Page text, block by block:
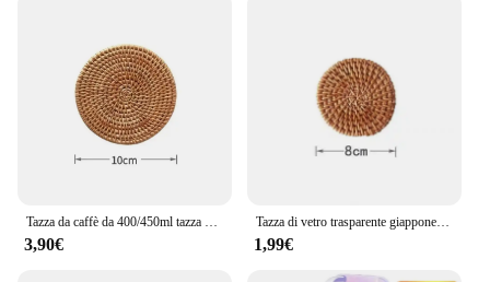
Tazza da caffè da 400/450ml tazza di vetro a righe semplici con coperchio e cannuccia tazza da tè trasparente a bolle succo di latte moka tazze tazza da colazione
3,90€
Tazza di vetro trasparente giapponese tazza di acqua di vetro resistente al calore tazza di caffè creativa di ghiaccio bicchieri durevoli stessa montagna di Fuji
1,99€